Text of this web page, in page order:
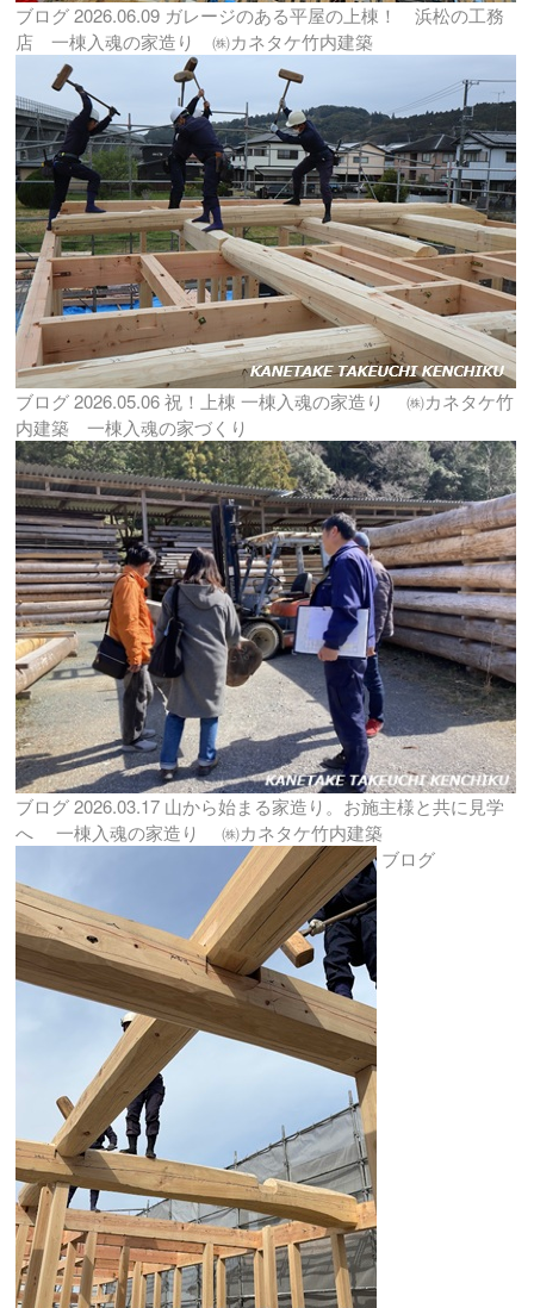
ブログ2026.06.09 ガレージのある平屋の上棟！ 浜松の工務
店 一棟入魂の家造り ㈱カネタケ竹内建築
ブログ2026.05.06 祝！上棟 一棟入魂の家造り ㈱カネタケ竹
内建築 一棟入魂の家づくり
ブログ2026.03.17 山から始まる家造り。お施主様と共に見学
へ 一棟入魂の家造り ㈱カネタケ竹内建築
ブログ